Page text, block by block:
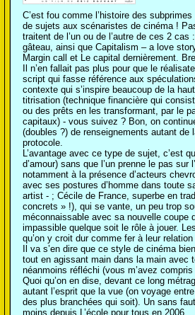
C’est fou comme l’histoire des
de sujets aux scénaristes de cinéma !
traitent de l’un ou de l’autre de ces 2
gâteau, ainsi que Capitalism – a love
Margin call et Le capital dernièrement.
Il n’en fallait pas plus pour que le
script qui fasse référence aux
contexte qui s’inspire beaucoup de la
titrisation (technique financière qui
ou des prêts en les transformant, par le
capitaux) - vous suivez ? Bon, on
(doubles ?) de renseignements autant de
protocole.
L’avantage avec ce type de sujet, c’est
d’amour) sans que l’un prenne le pas
notamment à la présence d’acteurs
avec ses postures d’homme dans toute
artist - ; Cécile de France, superbe en
concrets » !), qui se vante, un peu trop
méconnaissable avec sa nouvelle coupe
impassible quelque soit le rôle à jouer.
qu’on y croit dur comme fer à leur
Il va s’en dire que ce style de cinéma
tout en agissant main dans la main avec
néanmoins réfléchi (vous m’avez
Quoi qu’on en dise, devant ce long
autant l’esprit que la vue (on voyage
des plus branchées qui soit). Un sans
moins depuis L’école pour tous en 2006…